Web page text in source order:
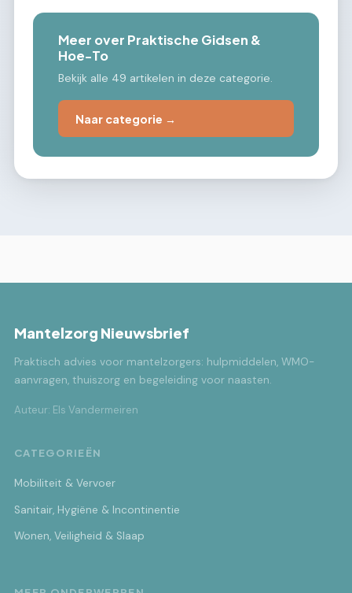
Meer over Praktische Gidsen &
Hoe-To
Bekijk alle 49 artikelen in deze categorie.
Naar categorie →
Mantelzorg Nieuwsbrief
Praktisch advies voor mantelzorgers: hulpmiddelen, WMO-
aanvragen, thuiszorg en begeleiding voor naasten.
Auteur: Els Vandermeiren
CATEGORIEËN
Mobiliteit & Vervoer
Sanitair, Hygiëne & Incontinentie
Wonen, Veiligheid & Slaap